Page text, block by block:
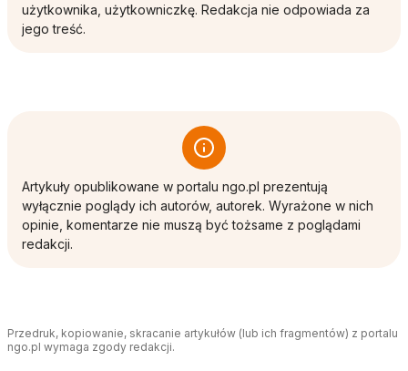
użytkownika, użytkowniczkę. Redakcja nie odpowiada za
jego treść.
Artykuły opublikowane w portalu ngo.pl prezentują
wyłącznie poglądy ich autorów, autorek. Wyrażone w nich
opinie, komentarze nie muszą być tożsame z poglądami
redakcji.
Przedruk, kopiowanie, skracanie artykułów (lub ich fragmentów) z portalu
ngo.pl wymaga zgody redakcji.